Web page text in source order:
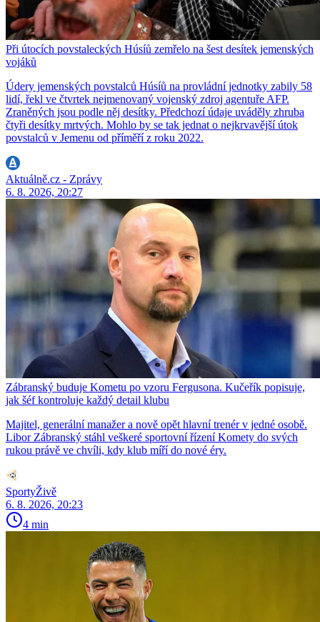
Při útocích povstaleckých Húsíů zemřelo na šest desítek jemenských
vojáků
Údery jemenských povstalců Húsíů na provládní jednotky zabily 58
lidí, řekl ve čtvrtek nejmenovaný vojenský zdroj agentuře AFP.
Zraněných jsou podle něj desítky. Předchozí údaje uváděly zhruba
čtyři desítky mrtvých. Mohlo by se tak jednat o nejkrvavější útok
povstalců v Jemenu od příměří z roku 2022.
Aktuálně.cz - Zprávy
6. 8. 2026, 20:27
Zábranský buduje Kometu po vzoru Fergusona. Kučeřík popisuje,
jak šéf kontroluje každý detail klubu
Majitel, generální manažer a nově opět hlavní trenér v jedné osobě.
Libor Zábranský stáhl veškeré sportovní řízení Komety do svých
rukou právě ve chvíli, kdy klub míří do nové éry.
SportyŽivě
6. 8. 2026, 20:23
4 min